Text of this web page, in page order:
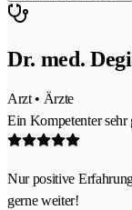
Dr. med.
Arzt • Ärzte
Ein Kompetenter
Nur positive
gerne weiter!